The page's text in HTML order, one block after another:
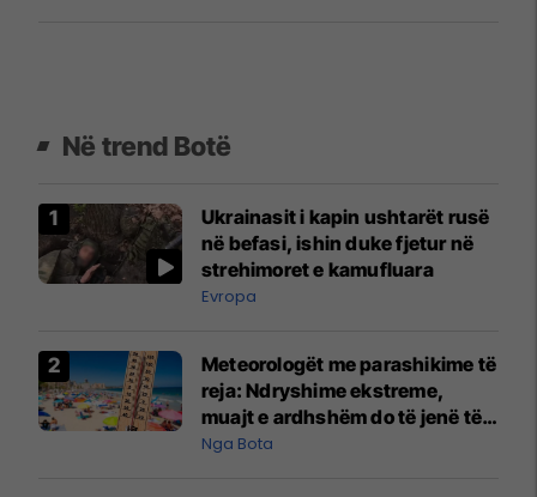
Në trend Botë
Ukrainasit i kapin ushtarët rusë
në befasi, ishin duke fjetur në
strehimoret e kamufluara
Evropa
Meteorologët me parashikime të
reja: Ndryshime ekstreme,
muajt e ardhshëm do të jenë të
pazakontë
Nga Bota